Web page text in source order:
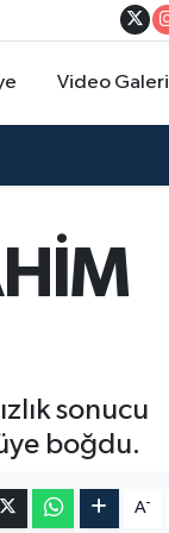
Video Galeri
sonucu
boğdu.
A-